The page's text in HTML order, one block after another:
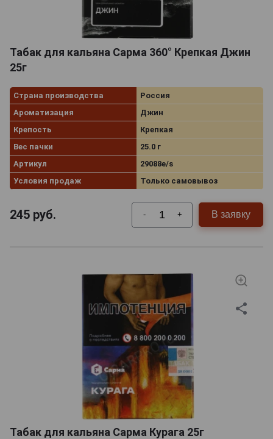
Табак для кальяна Сарма 360° Крепкая Джин
25г
Страна производства
Россия
Ароматизация
Джин
Крепость
Крепкая
Вес пачки
25.0 г
Артикул
29088e/s
Условия продаж
Только самовывоз
245 руб. - + В заявку
Табак для кальяна Сарма Курага 25г